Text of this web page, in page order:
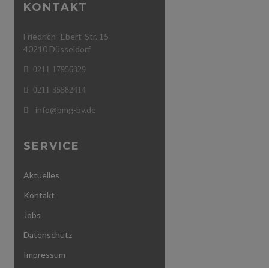
KONTAKT
Friedrich- Ebert-Str. 15
40210 Düsseldorf
0211 17956329
0211 35582414
info@bmg-bv.de
SERVICE
Aktuelles
Kontakt
Jobs
Datenschutz
Impressum